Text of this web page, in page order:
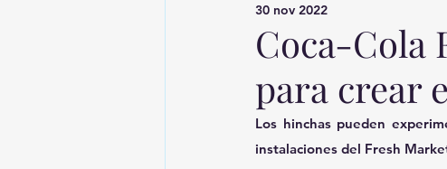
Coca-Cola
para crear
30 nov 2022
Los hinchas pueden
instalaciones del Fresh